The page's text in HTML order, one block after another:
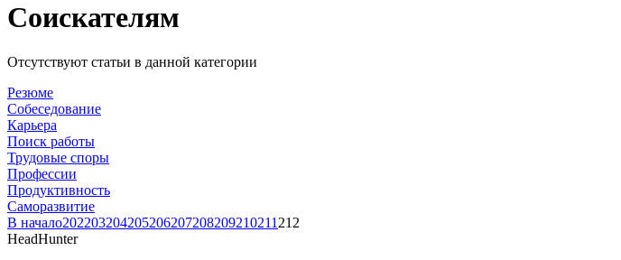
Соискателям
Отсутствуют статьи в данной категории
Резюме
Собеседование
Карьера
Поиск работы
Трудовые споры
Профессии
Продуктивность
Саморазвитие
В начало202203204205206207208209210211 212
HeadHunter